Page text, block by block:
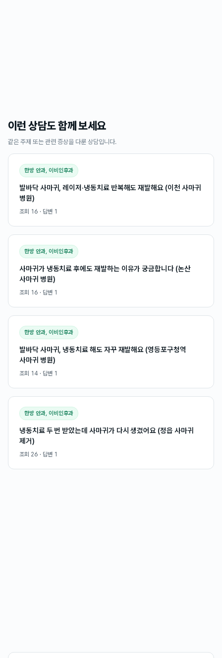
이런 상담도 함께 보세요
같은 주제 또는 관련 증상을 다룬 상담입니다.
한방 안과, 이비인후과
발바닥 사마귀, 레이저·냉동치료 반복해도 재발해요 (이천 사마귀
병원)
조회 16 · 답변 1
한방 안과, 이비인후과
사마귀가 냉동치료 후에도 재발하는 이유가 궁금합니다 (논산
사마귀 병원)
조회 16 · 답변 1
한방 안과, 이비인후과
발바닥 사마귀, 냉동치료 해도 자꾸 재발해요 (영등포구청역
사마귀 병원)
조회 14 · 답변 1
한방 안과, 이비인후과
냉동치료 두 번 받았는데 사마귀가 다시 생겼어요 (정읍 사마귀
제거)
조회 26 · 답변 1